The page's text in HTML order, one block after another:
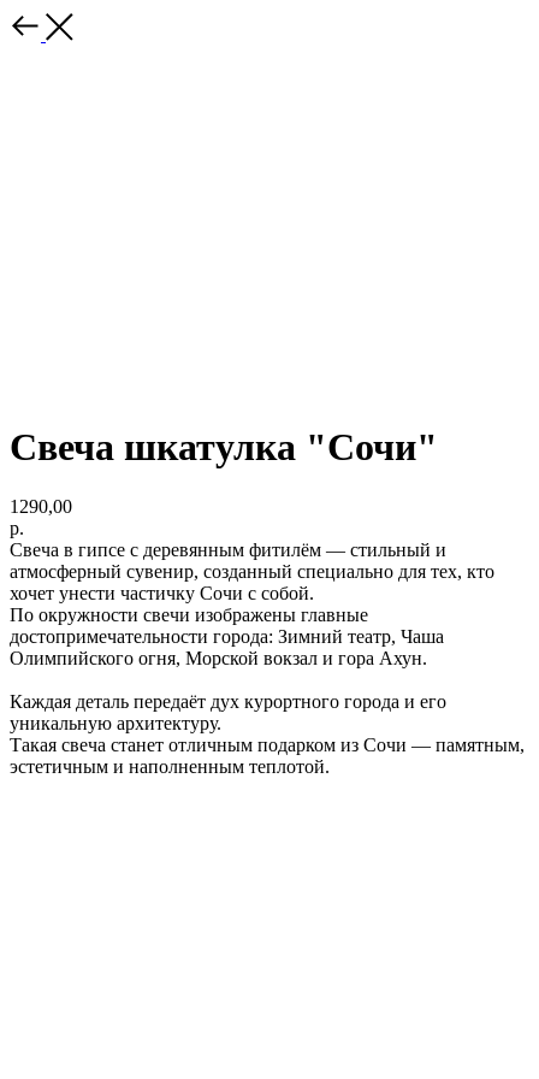
Свеча шкатулка "Сочи"
1290,00
р.
Свеча в гипсе с деревянным фитилём — стильный и
атмосферный сувенир, созданный специально для тех, кто
хочет унести частичку Сочи с собой.
По окружности свечи изображены главные
достопримечательности города: Зимний театр, Чаша
Олимпийского огня, Морской вокзал и гора Ахун.
Каждая деталь передаёт дух курортного города и его
уникальную архитектуру.
Такая свеча станет отличным подарком из Сочи — памятным,
эстетичным и наполненным теплотой.